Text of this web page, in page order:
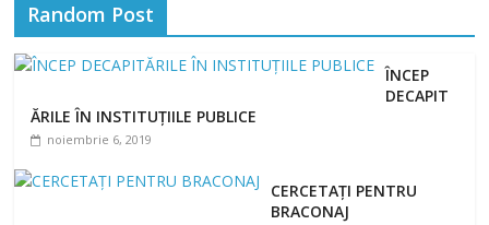
Random Post
ÎNCEP
DECAPIT
ĂRILE ÎN INSTITUȚIILE PUBLICE
noiembrie 6, 2019
CERCETAȚI PENTRU
BRACONAJ